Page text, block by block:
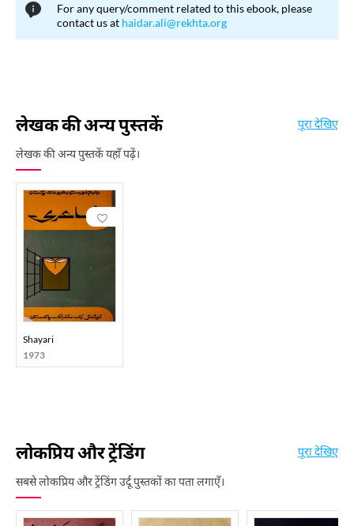
For any query/comment related to this ebook, please
contact us at haidar.ali@rekhta.org
लेखक की अन्य पुस्तकें
लेखक की अन्य पुस्तकें यहाँ पढ़ें।
पूरा देखिए
Shayari
1973
लोकप्रिय और ट्रेंडिंग
सबसे लोकप्रिय और ट्रेंडिंग उर्दू पुस्तकों का पता लगाएँ।
पूरा देखिए